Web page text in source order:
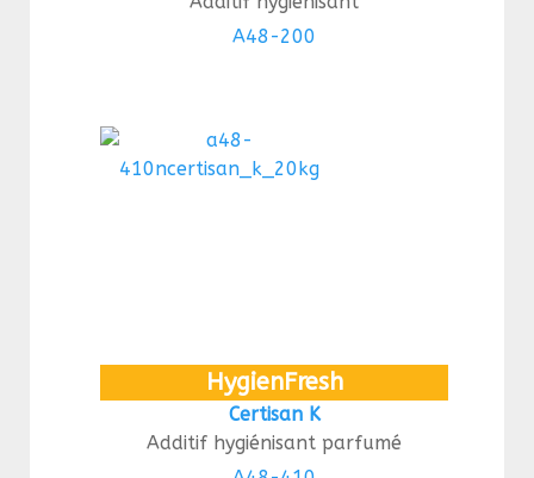
A48-200
HygienFresh
Certisan K
Additif hygiénisant parfumé